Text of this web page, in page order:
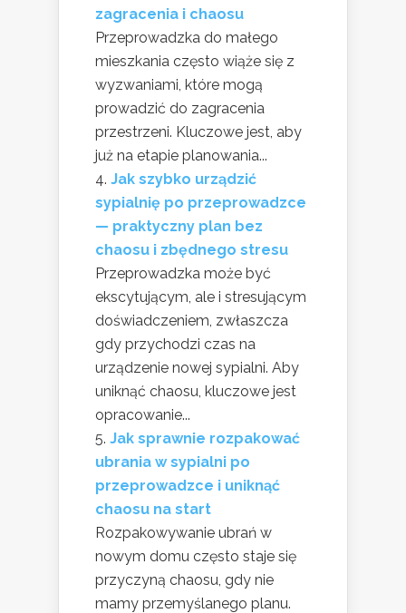
zagracenia i chaosu
Przeprowadzka do małego
mieszkania często wiąże się z
wyzwaniami, które mogą
prowadzić do zagracenia
przestrzeni. Kluczowe jest, aby
już na etapie planowania...
Jak szybko urządzić
sypialnię po przeprowadzce
— praktyczny plan bez
chaosu i zbędnego stresu
Przeprowadzka może być
ekscytującym, ale i stresującym
doświadczeniem, zwłaszcza
gdy przychodzi czas na
urządzenie nowej sypialni. Aby
uniknąć chaosu, kluczowe jest
opracowanie...
Jak sprawnie rozpakować
ubrania w sypialni po
przeprowadzce i uniknąć
chaosu na start
Rozpakowywanie ubrań w
nowym domu często staje się
przyczyną chaosu, gdy nie
mamy przemyślanego planu.